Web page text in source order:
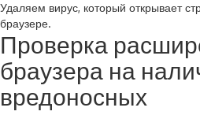
Удаляем вирус, который открывает
браузере.
Проверка
браузера на
вредоносных